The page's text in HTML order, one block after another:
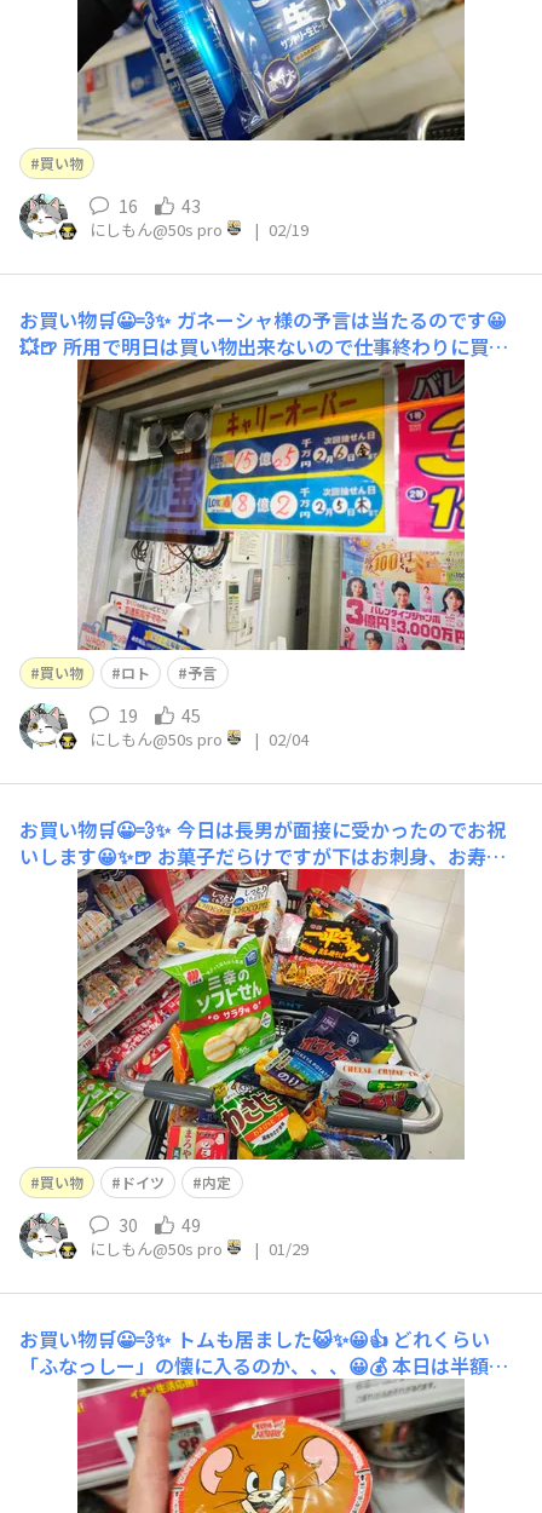
買い物
16 43
にしもん@50s pro | 02/19
お買い物🛒😀💨✨ ガネーシャ様の予言は当たるのです😀
💥🍺 所用で明日は買い物出来ないので仕事終わりに買い
物行って来ました😀👍まず一番最初に買うのは金星😀🍺
💥👍✨クーポンで40円引きです‼️なんじやコリャ💥😀🍺⁉️
どんな味なのか❓️結構売れてました魔改造🍜💥😀🍺でも買
わない🥲一平ちゃんが特売なので3つ購入😀🛒
買い物 ロト 予言
19 45
にしもん@50s pro | 02/04
お買い物🛒😀💨✨今日は長男が面接に受かったのでお祝
いします😀✨🍺 お菓子だらけですが下はお刺身、お寿司
です🍣✨👍 誰か投稿していたような😀⁉️💥コレも😀💥💦コ
レはムッチャ甘そう💦手に取りましたが、そっと返してお
きました🛒💦安っ‼️1.5Lで😀💥 朝から商社の営業に電話し
てますが、全然出
買い物 ドイツ 内定
30 49
にしもん@50s pro | 01/29
お買い物🛒😀💨✨ トムも居ました😺✨😀👍 どれくらい
「ふなっしー」の懐に入るのか、、、😀💰️ 本日は半額多
し😀👍✨🛒モナカの中にウエハースなのか💥😀⁉️ハーゲン
ダッツも新味出してましたが🥶あまりに寒くて買う気には
ならなかったです💧 お菓子は山盛り😀✨👍事業強化計画
にてカップ麺のストックが